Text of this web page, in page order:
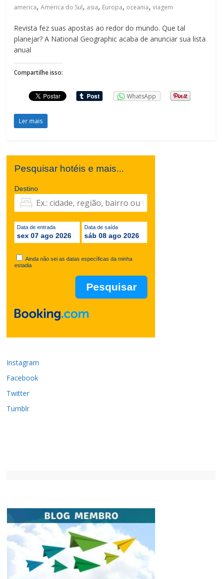
america,America do Sul, asia, Europa, oceania,viagem
Revista fez suas apostas ao redor do mundo. Que tal
planejar? A National Geographic acaba de anunciar sua lista
anual
Compartilhe isso:
WhatsApp
Ler mais
Pesquisar hotéis e mais...
Destino
Data de entrada
sex 07 ago 2026
Data de saída
sáb 08 ago 2026
Ainda não sei as datas específicas da minha
estadia
Instagram
Facebook
Twitter
Tumblr